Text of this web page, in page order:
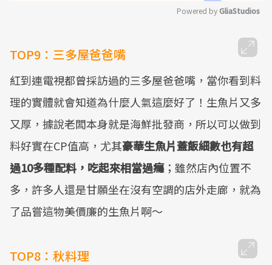
Mute
Powered by GliaStudios
TOP9：三多屋爸爸嘴
紅到連電視都曾採訪過的三多屋爸爸嘴，當你看到料
理的實體就會知道為什麼人氣這麼好了！生魚片又多
又厚，據說老闆本身就是海鮮批發商，所以可以做到
料好實在CP值高，尤其豪華生魚片蓋飯細數也有超
過10多種配料，吃起來相當過癮；雖然店內位置不
多，許多人還是甘願坐在沒有空調的店外走廊，就為
了品嘗這物美價廉的生魚片啊～
TOP8：秋料理